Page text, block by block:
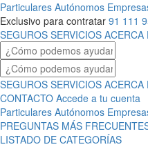
Particulares Autónomos
Exclusivo para contratar 91 111
SEGUROS SERVICIOS ACERCA
SEGUROS SERVICIOS ACERCA
CONTACTO Accede a tu cuenta
Particulares Autónomos
PREGUNTAS MÁS
LISTADO DE CATEGORÍAS